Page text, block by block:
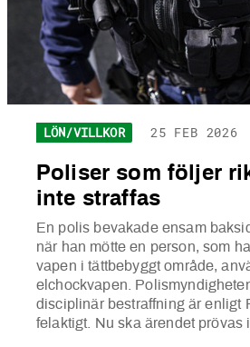
LÖN/VILLKOR 25 FEB 2026
Poliser som följer
inte straffas
En polis bevakade ensam
när han mötte en person, som
vapen i tättbebyggt område,
elchockvapen.
disciplinär bestraffning är enligt
felaktigt. Nu ska ärendet prövas